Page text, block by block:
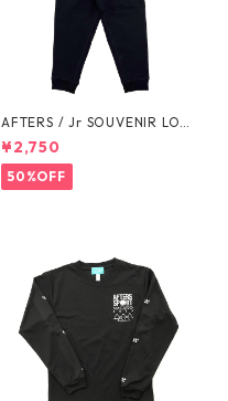
AFTERS / Jr SOUVENIR LOG
O SWEAT PANTS
¥2,750
50%OFF